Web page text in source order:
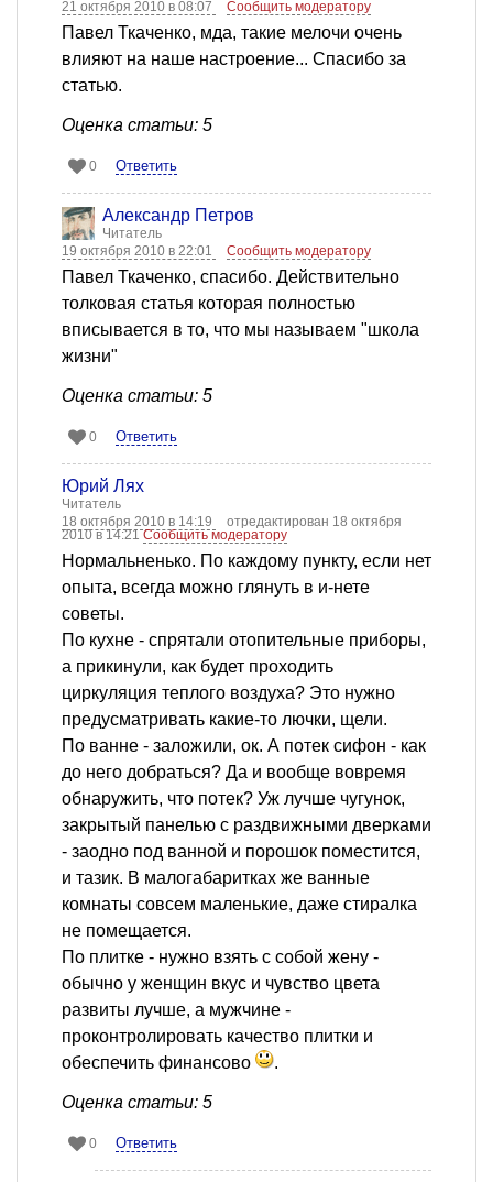
21 октября 2010 в 08:07 Сообщить модератору
Павел Ткаченко, мда, такие мелочи очень
влияют на наше настроение... Спасибо за
статью.
Оценка статьи: 5
0 Ответить
Александр Петров
Читатель
19 октября 2010 в 22:01
Сообщить модератору
Павел Ткаченко, спасибо. Действительно
толковая статья которая полностью
вписывается в то, что мы называем "школа
жизни"
Оценка статьи: 5
0 Ответить
Юрий Лях
Читатель
18 октября 2010 в 14:19
отредактирован 18 октября
2010 в 14:21Сообщить модератору
Нормальненько. По каждому пункту, если нет
опыта, всегда можно глянуть в и-нете
советы.
По кухне - спрятали отопительные приборы,
а прикинули, как будет проходить
циркуляция теплого воздуха? Это нужно
предусматривать какие-то лючки, щели.
По ванне - заложили, ок. А потек сифон - как
до него добраться? Да и вообще вовремя
обнаружить, что потек? Уж лучше чугунок,
закрытый панелью с раздвижными дверками
- заодно под ванной и порошок поместится,
и тазик. В малогабаритках же ванные
комнаты совсем маленькие, даже стиралка
не помещается.
По плитке - нужно взять с собой жену -
обычно у женщин вкус и чувство цвета
развиты лучше, а мужчине -
проконтролировать качество плитки и
обеспечить финансово
.
Оценка статьи: 5
0 Ответить